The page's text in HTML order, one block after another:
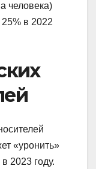
человека)
25% в 2022
«уронить»
2023 году.